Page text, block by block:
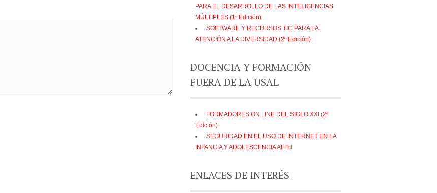
PARA EL DESARROLLO DE LAS INTELIGENCIAS
MÚLTIPLES (1ª Edición)
SOFTWARE Y RECURSOS TIC PARA LA
ATENCIÓN A LA DIVERSIDAD (2ª Edición)
DOCENCIA Y FORMACIÓN
FUERA DE LA USAL
FORMADORES ON LINE DEL SIGLO XXI (2ª
Edición)
SEGURIDAD EN EL USO DE INTERNET EN LA
INFANCIA Y ADOLESCENCIA AFEd
ENLACES DE INTERÉS